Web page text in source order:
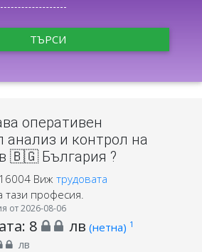
ТЪРСИ
оперативен
анализ и контрол на
🇧🇬 България ?
Виж трудовата
тази професия.
от 2026-08-06
8 лв (нетна) 1
лв